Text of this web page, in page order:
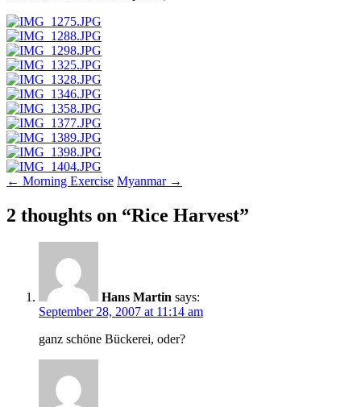
Post
navigation
← Morning Exercise Myanmar →
2 thoughts on “Rice Harvest”
Hans Martin says:
September 28, 2007 at 11:14 am
ganz schöne Bückerei, oder?